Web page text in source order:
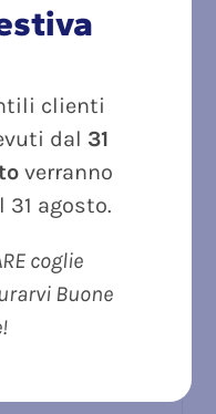
LOTION ml 50
clienti
dal 31
verranno
31 agosto.
coglie
Buone